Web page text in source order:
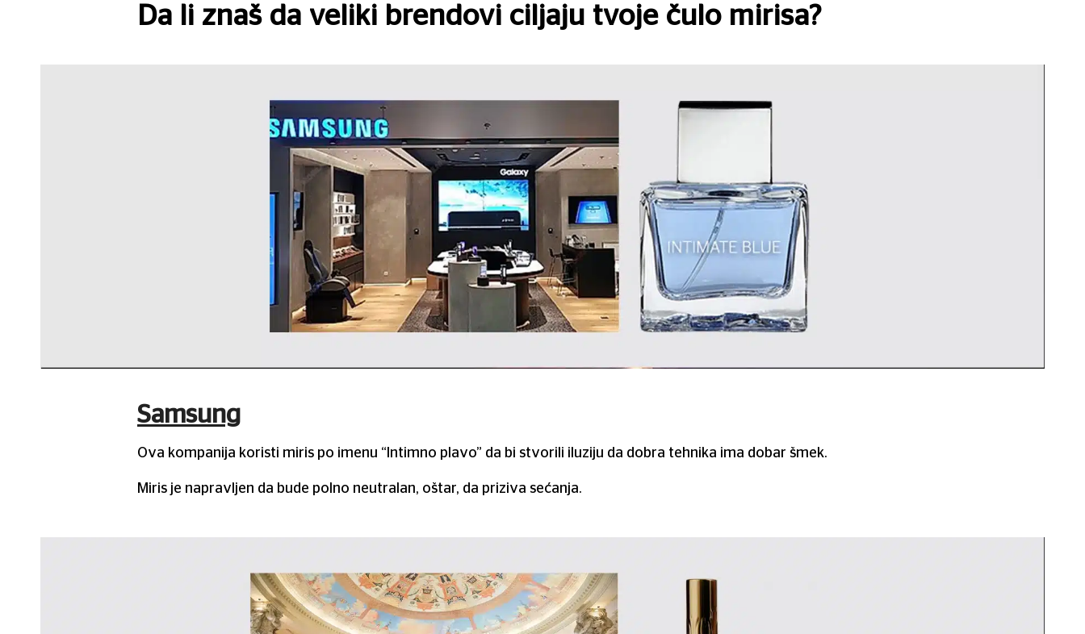
Da li znaš da veliki brendovi ciljaju tvoje čulo mirisa?
Samsung
Ova kompanija koristi miris po imenu “Intimno plavo” da bi stvorili iluziju da dobra tehnika ima dobar šmek.
Miris je napravljen da bude polno neutralan, oštar, da priziva sećanja.